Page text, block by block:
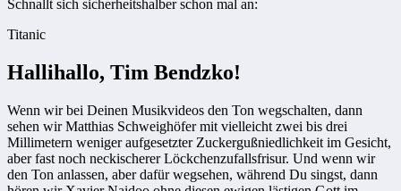
Schnallt sich sicherheitshalber schon mal an:
Titanic
Hallihallo, Tim Bendzko!
Wenn wir bei Deinen Musikvideos den Ton wegschalten, dann
sehen wir Matthias Schweighöfer mit vielleicht zwei bis drei
Millimetern weniger aufgesetzter Zuckergußniedlichkeit im Gesicht,
aber fast noch neckischerer Löckchenzufallsfrisur. Und wenn wir
den Ton anlassen, aber dafür wegsehen, während Du singst, dann